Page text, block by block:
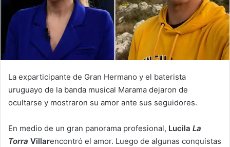
La exparticipante de Gran Hermano y el baterista
uruguayo de la banda musical Marama dejaron de
ocultarse y mostraron su amor ante sus seguidores.
En medio de un gran panorama profesional, Lucila La
Torra Villarencontró el amor. Luego de algunas conquistas